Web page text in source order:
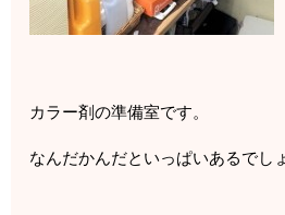
カラー剤の準備室です。
なんだかんだといっぱいあるでし